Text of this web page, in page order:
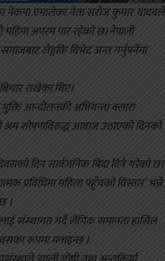
नेकपा एमालेका नेता सरोज कुमार यादवले
महिमा अपरम पार रहेको छ।नेपाली
लैङ्गकि विभेद अन्त गर्नुपर्नेमा
राखेका थिए।
मुक्ति आन्दोलनकी अभियन्ता क्लारा
श्रम शोषणविरुद्ध आवाज उठाएको दिनको
दिन सार्वजनिक बिदा दिने गरेको छ।
प्रविधिमा महिला पहुँचको विस्तार’ भन्ने
।
संस्थागत गर्दै लैंगिक समानता हासिल
रूपमा मनाइन्छ ।